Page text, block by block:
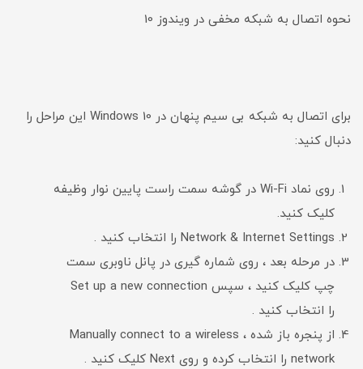
نحوه اتصال به شبکه مخفی در ویندوز 10
برای اتصال به شبکه بی سیم پنهان در Windows 10 این مراحل را
دنبال کنید:
روی نماد Wi-Fi در گوشه سمت راست پایین نوار وظیفه
کلیک کنید.
Network & Internet Settings را انتخاب کنید .
در مرحله بعد ، روی شماره گیری در پانل ناوبری سمت
چپ کلیک کنید ، سپس Set up a new connection
را انتخاب کنید .
از پنجره باز شده ، Manually connect to a wireless
network را انتخاب کرده و روی Next کلیک کنید .